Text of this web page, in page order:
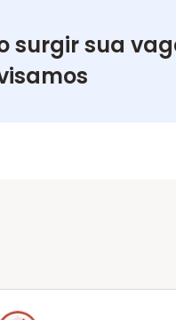
surgir sua